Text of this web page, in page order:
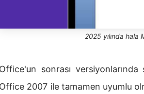
2025 yılında
Office'un sonrası
Office 2007 ile tamamen uyumlu